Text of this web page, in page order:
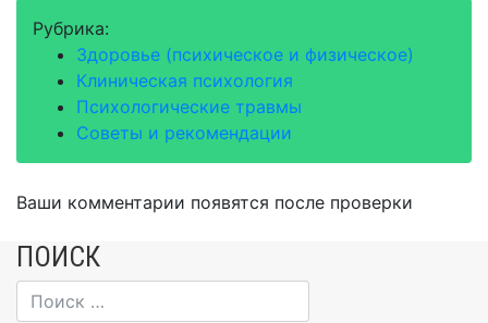
Рубрика:
Здоровье (психическое и физическое)
Клиническая психология
Психологические травмы
Советы и рекомендации
Ваши комментарии появятся после проверки
ПОИСК